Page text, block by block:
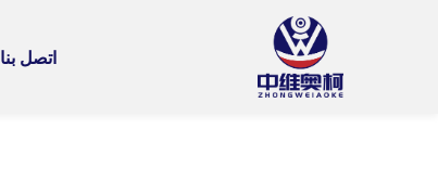
اتصل بنا